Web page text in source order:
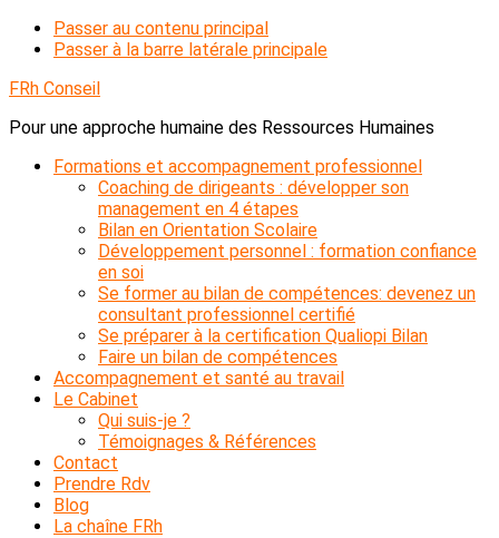
Passer au contenu principal
Passer à la barre latérale principale
FRh Conseil
Pour une approche humaine des Ressources Humaines
Formations et accompagnement professionnel
Coaching de dirigeants : développer son
management en 4 étapes
Bilan en Orientation Scolaire
Développement personnel : formation confiance
en soi
Se former au bilan de compétences: devenez un
consultant professionnel certifié
Se préparer à la certification Qualiopi Bilan
Faire un bilan de compétences
Accompagnement et santé au travail
Le Cabinet
Qui suis-je ?
Témoignages & Références
Contact
Prendre Rdv
Blog
La chaîne FRh